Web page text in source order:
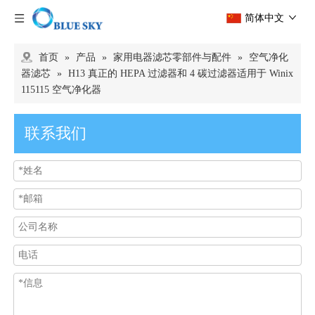
简体中文
首页 » 产品 » 家用电器滤芯零部件与配件 »
空气净化
器滤芯 » H13 真正的 HEPA 过滤器和 4 碳过滤器适用于 Winix
115115 空气净化器
联系我们